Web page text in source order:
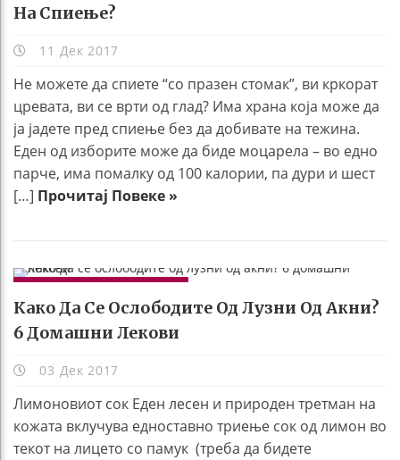
На Спиење?
11 Дек 2017
Не можете да спиете “со празен стомак”, ви кркорат
цревата, ви се врти од глад? Има храна која може да
ја јадете пред спиење без да добивате на тежина.
Еден од изборите може да биде моцарела – во едно
парче, има помалку од 100 калории, па дури и шест
[…] Прочитај Повеке »
Како Да Се Ослободите Од Лузни Од Акни?
6 Домашни Лекови
03 Дек 2017
Лимоновиот сок Еден лесен и природен третман на
кожата вклучува едноставно триење сок од лимон во
текот на лицето со памук (треба да бидете